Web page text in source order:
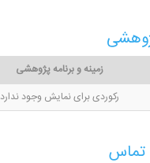
زمینه و برنامه پژوهشی
رکوردی برای نمایش وجود ندارد
تماس